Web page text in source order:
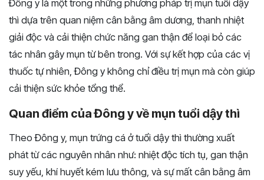
Đông y là một trong những phương pháp trị mụn tuổi dậy
thì dựa trên quan niệm cân bằng âm dương, thanh nhiệt
giải độc và cải thiện chức năng gan thận để loại bỏ các
tác nhân gây mụn từ bên trong. Với sự kết hợp của các vị
thuốc tự nhiên, Đông y không chỉ điều trị mụn mà còn giúp
cải thiện sức khỏe tổng thể.
Quan điểm của Đông y về mụn tuổi dậy thì
Theo Đông y, mụn trứng cá ở tuổi dậy thì thường xuất
phát từ các nguyên nhân như: nhiệt độc tích tụ, gan thận
suy yếu, khí huyết kém lưu thông, và sự mất cân bằng âm